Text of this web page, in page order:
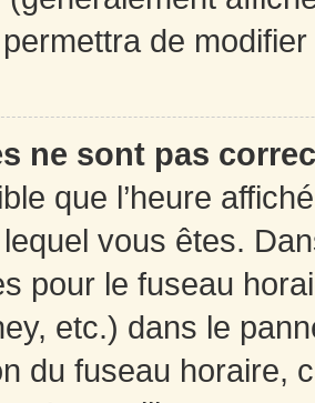
de
ne sont pas
que l’heure
vous êtes.
pour le fuseau
etc.) dans le
du fuseau horaire,